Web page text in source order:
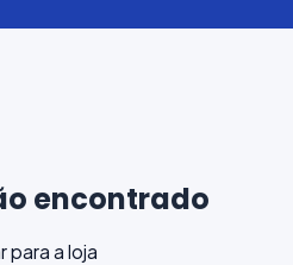
encontrado
para a loja